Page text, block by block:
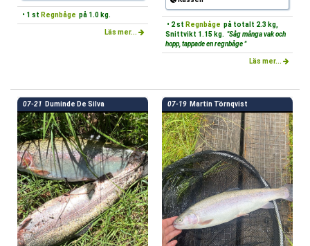
• 1 st Regnbåge på 1.0 kg.
Läs mer...
• 2 st Regnbåge på totalt 2.3 kg,
Snittvikt 1.15 kg. "Såg många vak och
hopp, tappade en regnbåge "
Läs mer...
07-21 Duminde De Silva 07-19 Martin Törnqvist